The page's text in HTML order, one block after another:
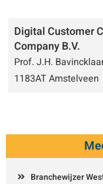
Digital Customer
Company B.V.
Prof. J.H.
1183AT Amstelveen
Branchewijzer